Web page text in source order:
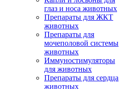
глаз и носа животных
Препараты для ЖКТ
животных
Препараты для
мочеполовой системы
животных
Иммуностимуляторы
для животных
Препараты для сердца
животных